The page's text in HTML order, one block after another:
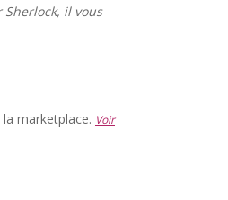
il vous
marketplace. Voir